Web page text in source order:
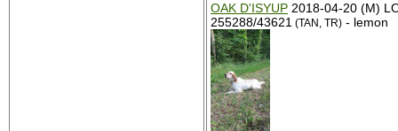
OAK D'ISYUP 2018-04-20 (M)
255288/43621 (TAN, TR) - lemon